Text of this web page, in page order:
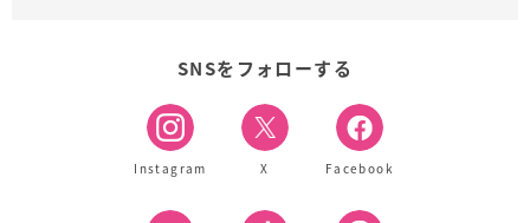
SNSをフォローする
Instagram X Facebook